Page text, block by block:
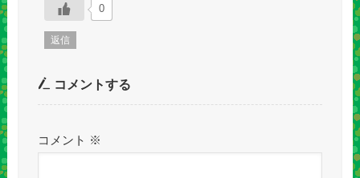
0
返信
コメントする
コメント ※